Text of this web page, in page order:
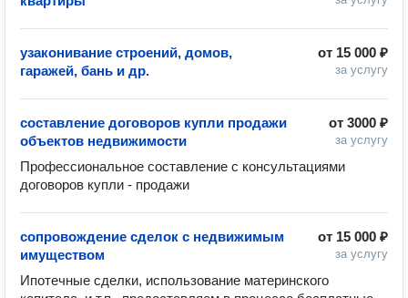
от 15 000 ₽
за услугу
узаконивание строений, домов,
гаражей, бань и др.
от 3000 ₽
за услугу
составление договоров купли продажи
объектов недвижимости
Профессиональное составление с консультациями
договоров купли - продажи
от 15 000 ₽
за услугу
сопровождение сделок с недвижимым
имуществом
Ипотечные сделки, использование материнского